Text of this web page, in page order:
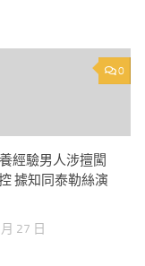
0
經驗男人涉擅闖
據知同泰勒絲演
27 日